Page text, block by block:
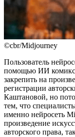
©cbr/Midjourney
Пользователь
помощью ИИ комикс
закрепить на
регистрации
Каштановой, но
тем, что
именно нейросеть
произведение
авторского права,